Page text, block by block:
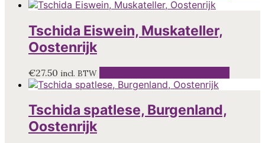
Tschida Eiswein, Muskateller,
Oostenrijk
€27.50 incl. BTW
Tschida spatlese, Burgenland,
Oostenrijk